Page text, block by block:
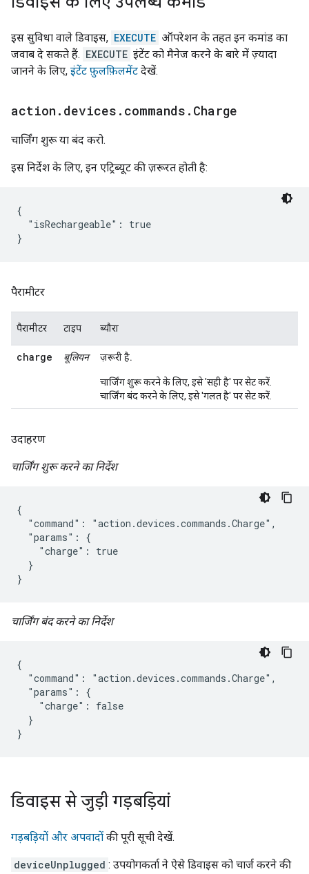
इस सुविधा वाले डिवाइस, EXECUTE ऑपरेशन के तहत इन कमांड का
जवाब दे सकते हैं. EXECUTE इंटेंट को मैनेज करने के बारे में ज़्यादा
जानने के लिए, इंटेंट फ़ुलफ़िलमेंट देखें.
action . devices . commands . Charge
चार्जिंग शुरू या बंद करो.
इस निर्देश के लिए, इन एट्रिब्यूट की ज़रूरत होती है:
{
  "isRechargeable": true
पैरामीटर
पैरामीटर टाइप ब्यौरा
charge बूलियन ज़रूरी है.
चार्जिंग शुरू करने के लिए, इसे 'सही है' पर सेट करें.
चार्जिंग बंद करने के लिए, इसे 'गलत है' पर सेट करें.
उदाहरण
चार्जिंग शुरू करने का निर्देश
{
  "command": "action.devices.commands.Charge",
  "params": {
    "charge": true
  }
}
चार्जिंग बंद करने का निर्देश
{
  "command": "action.devices.commands.Charge",
  "params": {
    "charge": false
  }
}
डिवाइस से जुड़ी गड़बड़ियां
गड़बड़ियों और अपवादों की पूरी सूची देखें.
deviceUnplugged : उपयोगकर्ता ने ऐसे डिवाइस को चार्ज करने की